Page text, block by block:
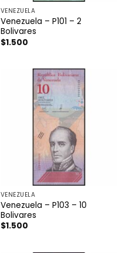
VENEZUELA
Venezuela – P101 – 2
Bolivares
$1.500
VENEZUELA
Venezuela – P103 – 10
Bolivares
$1.500